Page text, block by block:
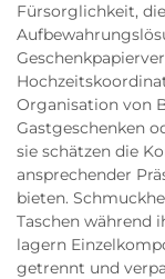
Fürsorglichkeit,
Organisation von
Gastgeschenken
sie schätzen die
ansprechender
bieten.
Taschen während
lagern
getrennt und